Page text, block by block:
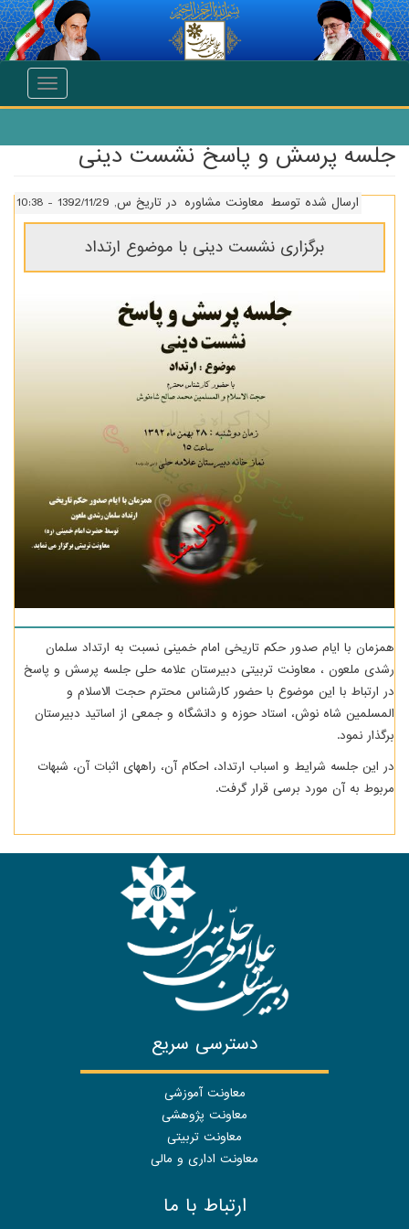
انتقال به محتوای اصلی
Toggle
جلسه پرسش و پاسخ نشست دینی
ارسال شده توسط معاونت مشاوره در تاریخ س, 1392/11/29 - 10:38
برگزاری نشست دینی با موضوع ارتداد
همزمان با ایام صدور حکم تاریخی امام خمینی نسبت به ارتداد سلمان
رشدی ملعون ، معاونت تربیتی دبیرستان علامه حلی جلسه پرسش و پاسخ
در ارتباط با این موضوع با حضور کارشناس محترم حجت الاسلام و
المسلمین شاه نوش، استاد حوزه و دانشگاه و جمعی از اساتید دبیرستان
برگذار نمود.
در این جلسه شرایط و اسباب ارتداد، احکام آن، راههای اثبات آن، شبهات
مربوط به آن مورد برسی قرار گرفت.
دسترسی سریع
معاونت آموزشی
معاونت پژوهشی
معاونت تربیتی
معاونت اداری و مالی
ارتباط با ما